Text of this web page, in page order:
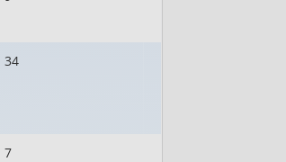
34
7